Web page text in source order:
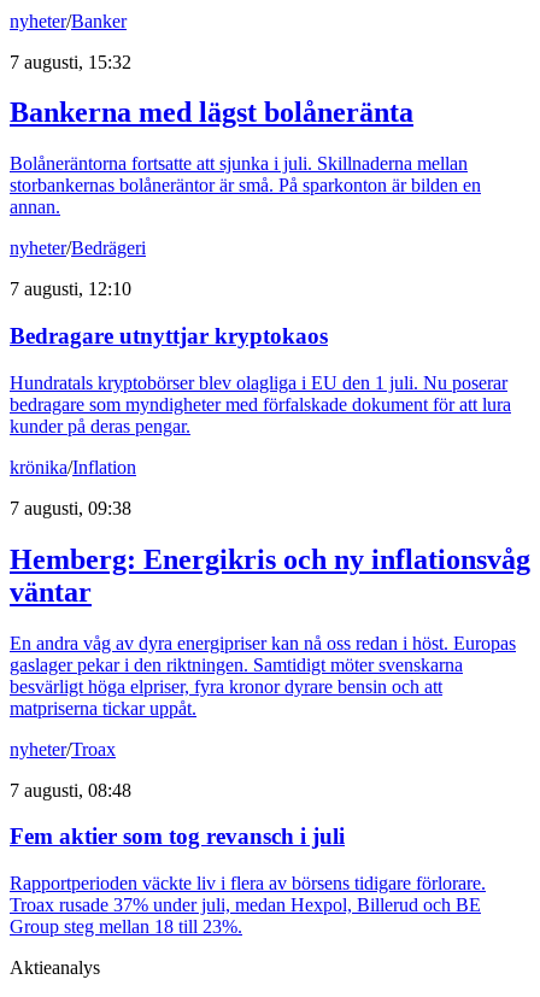
nyheter/Banker
7 augusti, 15:32
Bankerna med lägst bolåneränta
Bolåneräntorna fortsatte att sjunka i juli. Skillnaderna mellan
storbankernas bolåneräntor är små. På sparkonton är bilden en
annan.
nyheter/Bedrägeri
7 augusti, 12:10
Bedragare utnyttjar kryptokaos
Hundratals kryptobörser blev olagliga i EU den 1 juli. Nu poserar
bedragare som myndigheter med förfalskade dokument för att lura
kunder på deras pengar.
krönika/Inflation
7 augusti, 09:38
Hemberg: Energikris och ny inflationsvåg
väntar
En andra våg av dyra energipriser kan nå oss redan i höst. Europas
gaslager pekar i den riktningen. Samtidigt möter svenskarna
besvärligt höga elpriser, fyra kronor dyrare bensin och att
matpriserna tickar uppåt.
nyheter/Troax
7 augusti, 08:48
Fem aktier som tog revansch i juli
Rapportperioden väckte liv i flera av börsens tidigare förlorare.
Troax rusade 37% under juli, medan Hexpol, Billerud och BE
Group steg mellan 18 till 23%.
Aktieanalys